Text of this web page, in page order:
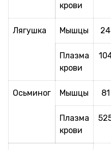
крови
Лягушка Мышцы 24
Плазма
крови
Осьминог Мышцы 81
Плазма
крови